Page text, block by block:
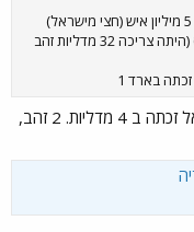
זכו ב16 מדליות זהב - ישראל זכתה באפס (היתה צריכה 32 מדליות זהב
אתה טועה. באולמפידה הקודמת ישראל זכתה ב 4 מדליות. 2 זהב,